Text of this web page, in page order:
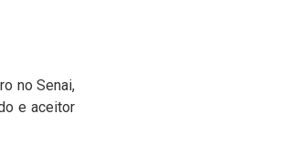
no Senai,
e aceitor